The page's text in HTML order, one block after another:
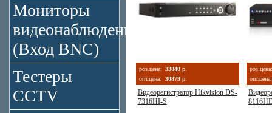
Мониторы
видеонаблюдения
(Вход BNC)
Тестеры
CCTV
роз.цена: 33848 р.
опт.цена:
30879 р.
Видеорегистратор Hikvision DS-
7316HI-S
роз.цена:
опт.цена: